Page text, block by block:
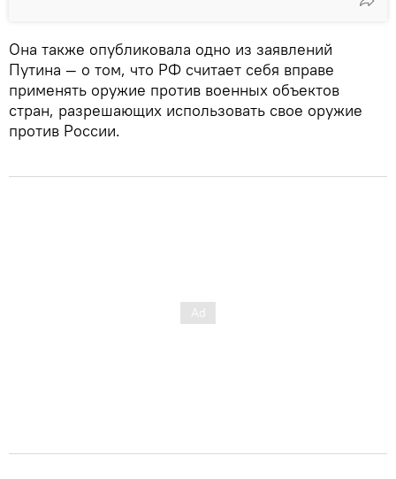
Она также опубликовала одно из заявлений
Путина — о том, что РФ считает себя вправе
применять оружие против военных объектов
стран, разрешающих использовать свое оружие
против России.